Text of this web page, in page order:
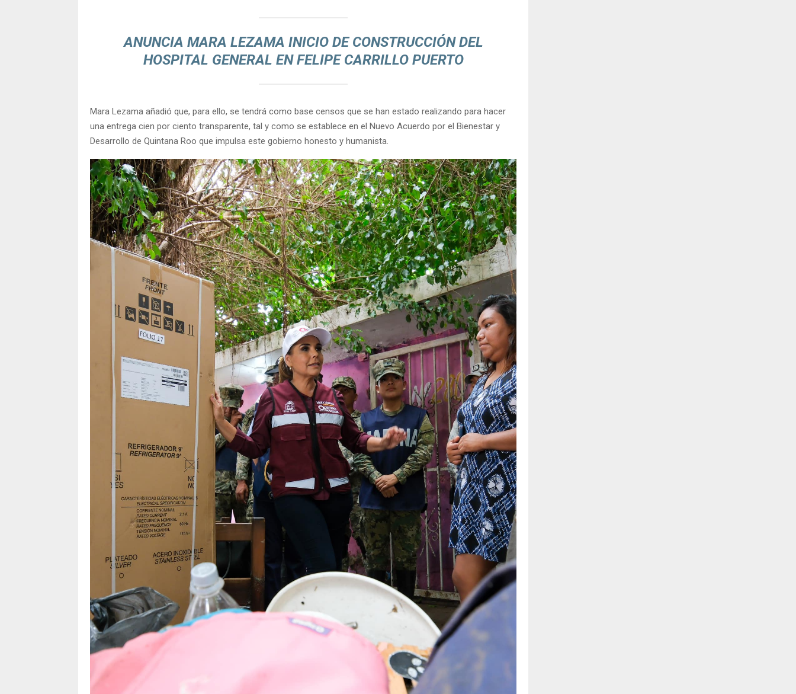
ANUNCIA MARA LEZAMA INICIO DE CONSTRUCCIÓN DEL
HOSPITAL GENERAL EN FELIPE CARRILLO PUERTO
Mara Lezama añadió que, para ello, se tendrá como base censos que se han estado realizando para hacer
una entrega cien por ciento transparente, tal y como se establece en el Nuevo Acuerdo por el Bienestar y
Desarrollo de Quintana Roo que impulsa este gobierno honesto y humanista.